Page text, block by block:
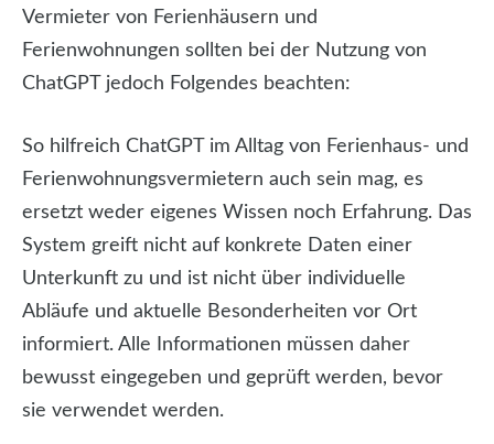
Vermieter von Ferienhäusern und
Ferienwohnungen sollten bei der Nutzung von
ChatGPT jedoch Folgendes beachten:
So hilfreich ChatGPT im Alltag von Ferienhaus- und
Ferienwohnungsvermietern auch sein mag, es
ersetzt weder eigenes Wissen noch Erfahrung. Das
System greift nicht auf konkrete Daten einer
Unterkunft zu und ist nicht über individuelle
Abläufe und aktuelle Besonderheiten vor Ort
informiert. Alle Informationen müssen daher
bewusst eingegeben und geprüft werden, bevor
sie verwendet werden.